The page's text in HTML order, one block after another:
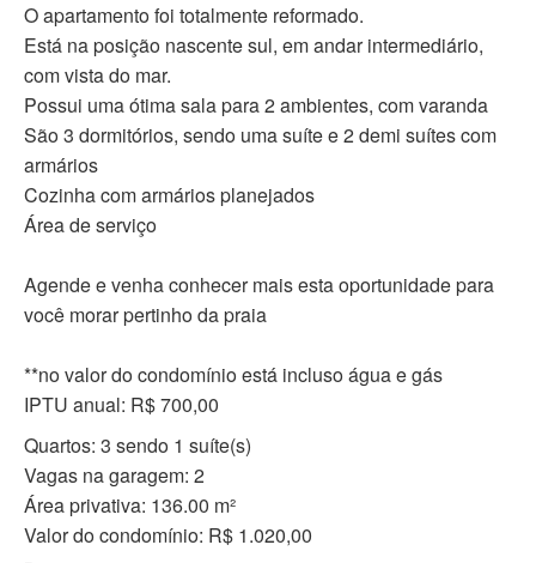
O apartamento foi totalmente reformado.
Está na posição nascente sul, em andar intermediário,
com vista do mar.
Possui uma ótima sala para 2 ambientes, com varanda
São 3 dormitórios, sendo uma suíte e 2 demi suítes com
armários
Cozinha com armários planejados
Área de serviço
Agende e venha conhecer mais esta oportunidade para
você morar pertinho da praia
**no valor do condomínio está incluso água e gás
IPTU anual: R$ 700,00
Quartos: 3 sendo 1 suíte(s)
Vagas na garagem: 2
Área privativa: 136.00 m²
Valor do condomínio: R$ 1.020,00